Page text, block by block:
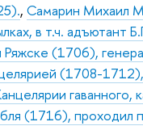
,Самарин Михаил
в т.ч. адъютант
(1706),
(1708-
гаванного,
(1716), проходил